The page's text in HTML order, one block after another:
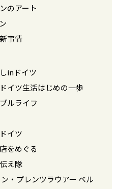
のアート
事情
inドイツ
イツ生活はじめの一歩
ルライフ
イツ
をめぐる
え隊
・プレンツラウアー ベル